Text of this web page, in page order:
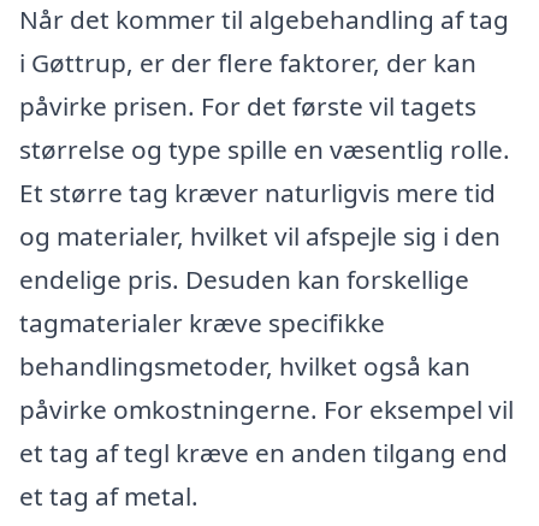
Når det kommer til algebehandling af tag
i Gøttrup, er der flere faktorer, der kan
påvirke prisen. For det første vil tagets
størrelse og type spille en væsentlig rolle.
Et større tag kræver naturligvis mere tid
og materialer, hvilket vil afspejle sig i den
endelige pris. Desuden kan forskellige
tagmaterialer kræve specifikke
behandlingsmetoder, hvilket også kan
påvirke omkostningerne. For eksempel vil
et tag af tegl kræve en anden tilgang end
et tag af metal.